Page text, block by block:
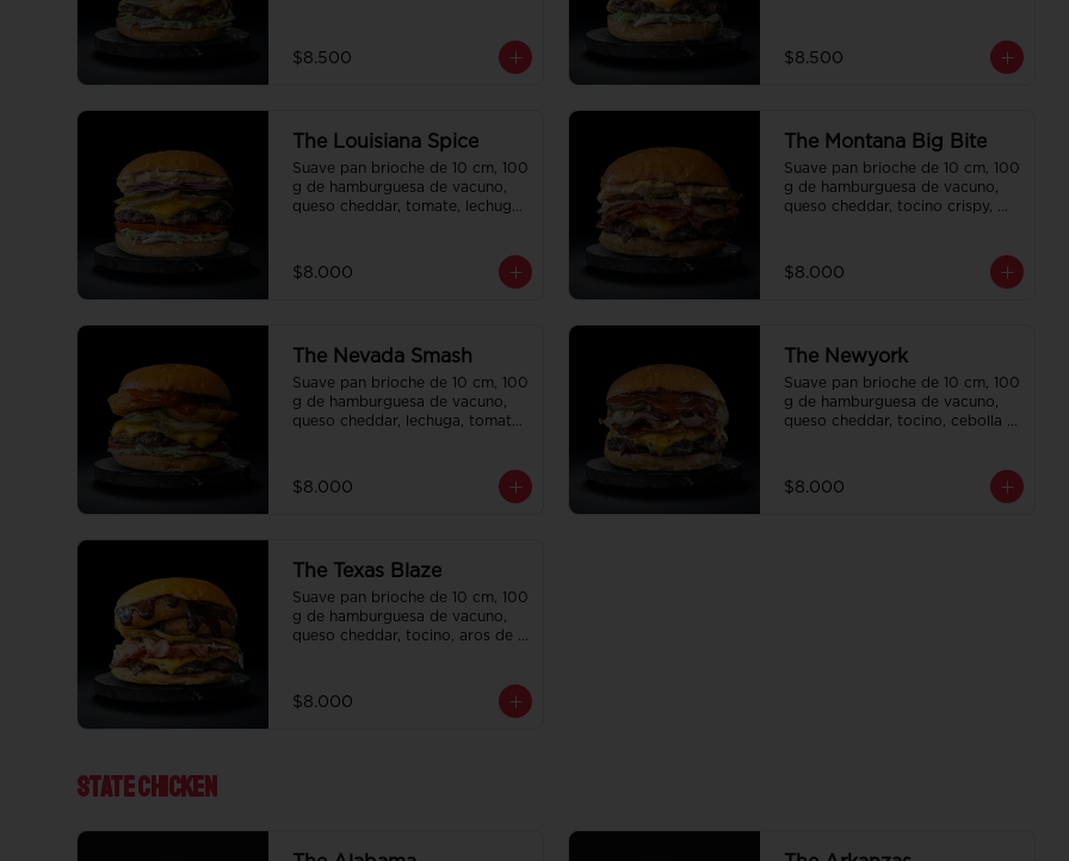
$8.500 $8.500
The Louisiana Spice
Suave pan brioche de 10 cm, 100
g de hamburguesa de vacuno,
queso cheddar, tomate, lechuga,
$8.000
The Montana Big Bite
Suave pan brioche de 10 cm, 100
g de hamburguesa de vacuno,
queso cheddar, tocino crispy,
$8.000
The Nevada Smash
Suave pan brioche de 10 cm, 100
g de hamburguesa de vacuno,
queso cheddar, lechuga, tomate,
$8.000
The Newyork
Suave pan brioche de 10 cm, 100
g de hamburguesa de vacuno,
queso cheddar, tocino, cebolla
$8.000
The Texas Blaze
Suave pan brioche de 10 cm, 100
g de hamburguesa de vacuno,
queso cheddar, tocino, aros de
$8.000
State ChIcken